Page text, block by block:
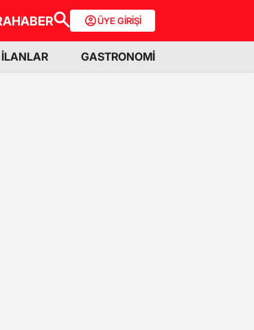
HABER ÜYE GİRİŞİ
İLANLAR GASTRONOMİ